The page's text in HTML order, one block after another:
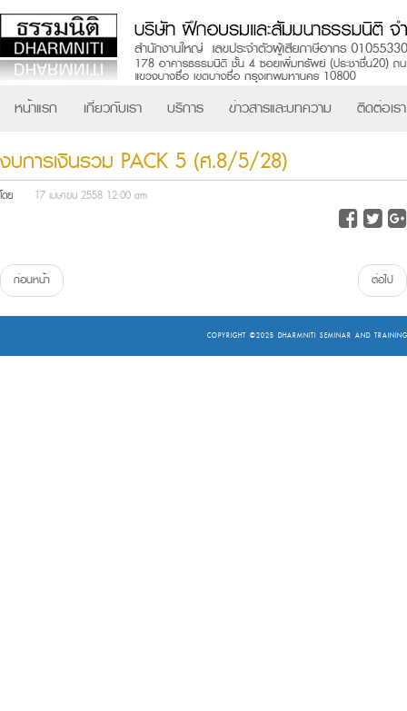
หน้าแรก เกี่ยวกับเรา บริการ ข่าวสารและบทความ ติดต่อเรา
งบการเงินรวม PACK 5 (ศ.8/5/28)
โดย 17 เมษายน 2558 12:00 am
ก่อนหน้า ต่อไป
COPYRIGHT ©2025 DHARMNITI SEMINAR AND